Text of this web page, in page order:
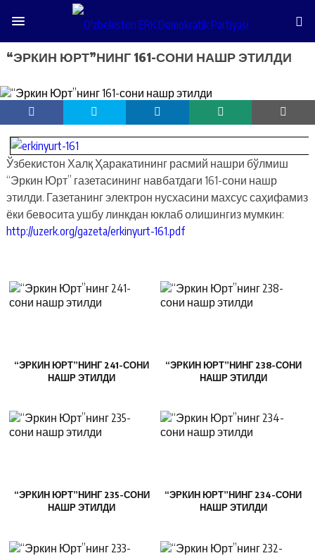
“ЭРКИН ЮРТ”НИНГ 161-СОНИ НАШР ЭТИЛДИ
Ўзбекистон Халқ Ҳаракатининг расмий нашри бўлмиш
“Эркин Юрт” газетасининг навбатдаги 161-сони нашр
этилди. Газетанинг электрон нусхасини махсус саҳифамиз
ёки бевосита ушбу линкдан юклаб олишингиз мумкин:
http://uzerk.org/gazeta/erkinyurt-161.pdf
“ЭРКИН ЮРТ”НИНГ 241-СОНИ
НАШР ЭТИЛДИ
“ЭРКИН ЮРТ”НИНГ 238-СОНИ
НАШР ЭТИЛДИ
“ЭРКИН ЮРТ”НИНГ 235-СОНИ
НАШР ЭТИЛДИ
“ЭРКИН ЮРТ”НИНГ 234-СОНИ
НАШР ЭТИЛДИ